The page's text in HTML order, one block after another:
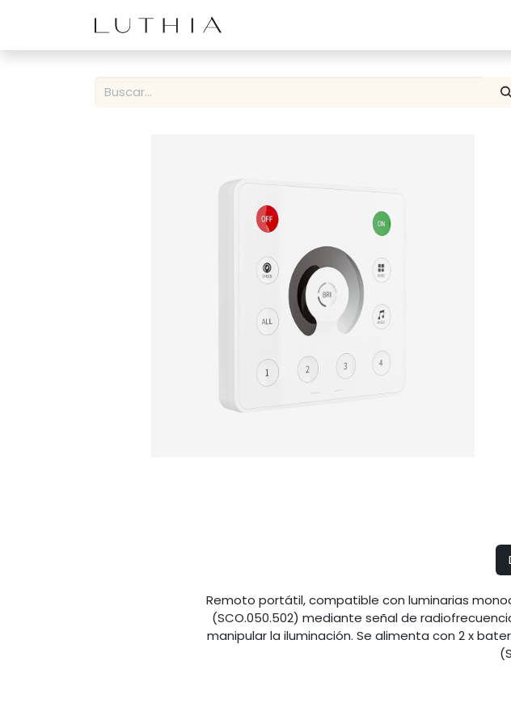
Remoto portátil, compatible con luminarias
(SCO.050.502) mediante señal de
manipular la iluminación. Se alimenta con 2 x